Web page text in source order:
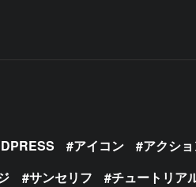
アイコン
アクシ
サンセリフ チュートリア